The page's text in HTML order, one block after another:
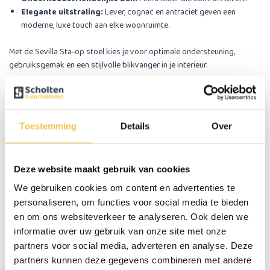
Toestemming Details Over
Deze website maakt gebruik van cookies
We gebruiken cookies om content en advertenties te
personaliseren, om functies voor social media te bieden
en om ons websiteverkeer te analyseren. Ook delen we
informatie over uw gebruik van onze site met onze
partners voor social media, adverteren en analyse. Deze
partners kunnen deze gegevens combineren met andere
Elegante uitstraling:Lever, cognac en antraciet geven een
moderne, luxe touch aan elke woonruimte.
Met de Sevilla Sta-op stoel kies je voor optimale ondersteuning,
gebruiksgemak en een stijlvolle blikvanger in je interieur.
Dubbele motoren
onafhankelijk van elkaar aansturen. Zo stel je met één simpele druk op
de knop snel de perfecte lees-, ontspannings- of ligstand in. De
responsieve, fluisterstille motoren bieden extra nauwkeurigheid en
comfort.
Gratis bezorgservice: Zorgeloos thuisbezorgd
Wij zorgen dat je nieuwe Sevilla Sta-op stoel veilig en snel bij je thuis
arriveert, zonder dat je je zorgen hoeft te maken over transport.
Gratis leveringaan de begane grond of op verdiepingen met lift.
Persoonlijk afspraakmoment:
binnen één werkdag na je